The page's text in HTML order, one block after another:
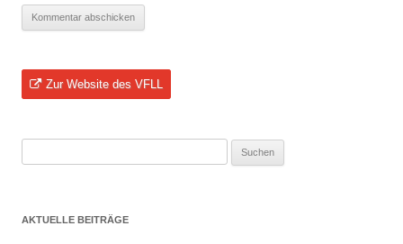
Zur Website des VFLL
nach:
AKTUELLE BEITRÄGE